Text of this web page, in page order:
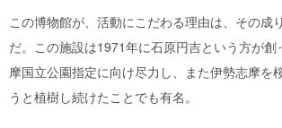
この博物館が、活動にこだわる理由は、その成
だ。この施設は1971年に石原円吉という方が
摩国立公園指定に向け尽力し、また伊勢志摩を
うと植樹し続けたことでも有名。